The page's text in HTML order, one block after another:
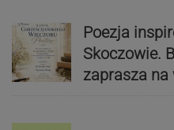
Poezja
Skoczowie.
zaprasza